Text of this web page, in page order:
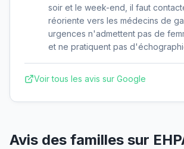
soir et le week-end, il faut
réoriente vers les médecins de
urgences n'admettent pas de
et ne pratiquent pas
Voir tous les avis sur Google
Avis des familles sur